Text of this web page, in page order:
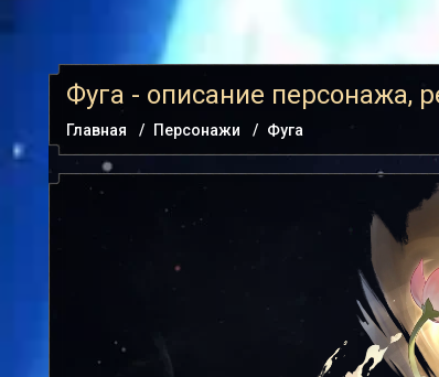
Фуга - описание персонажа,
Главная Персонажи Фуга